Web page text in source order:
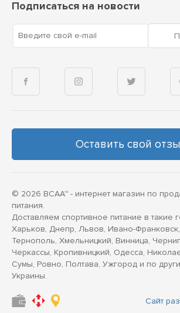
Подписаться на новости
Введите свой e-mail
Оставить свой
© 2026 BCAA™ - интернет магазин по
питания.
Доставляем спортивное питание в такие
Харьков, Днепр, Львов, Ивано-
Тернополь, Хмельницкий, Винница,
Черкассы, Кропивницкий, Одесса,
Сумы, Ровно, Полтава, Ужгород и по
Украины.
Сайт